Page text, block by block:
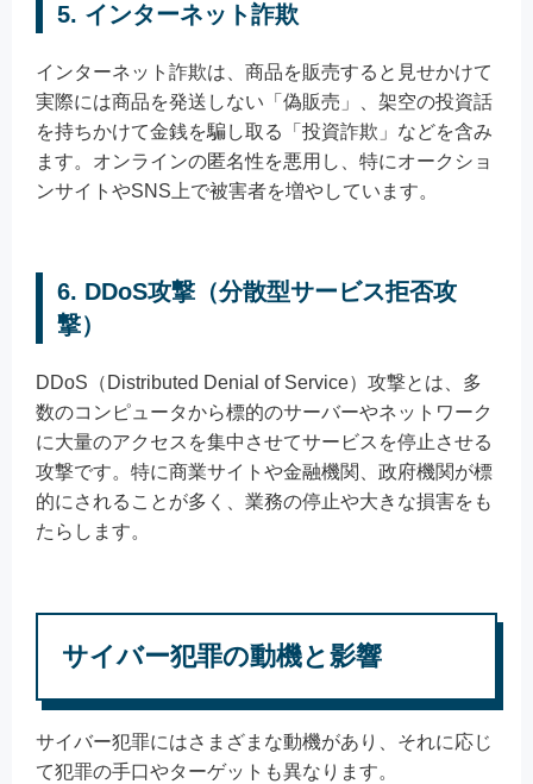
5. インターネット詐欺
インターネット詐欺は、商品を販売すると見せかけて
実際には商品を発送しない「偽販売」、架空の投資話
を持ちかけて金銭を騙し取る「投資詐欺」などを含み
ます。オンラインの匿名性を悪用し、特にオークショ
ンサイトやSNS上で被害者を増やしています。
6. DDoS攻撃（分散型サービス拒否攻
撃）
DDoS（Distributed Denial of Service）攻撃とは、多
数のコンピュータから標的のサーバーやネットワーク
に大量のアクセスを集中させてサービスを停止させる
攻撃です。特に商業サイトや金融機関、政府機関が標
的にされることが多く、業務の停止や大きな損害をも
たらします。
サイバー犯罪の動機と影響
サイバー犯罪にはさまざまな動機があり、それに応じ
て犯罪の手口やターゲットも異なります。